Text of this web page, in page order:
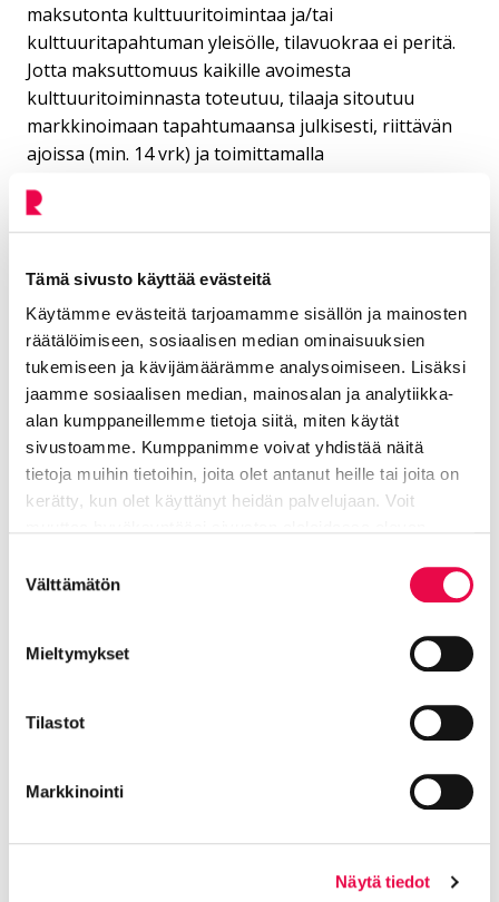
Tämä sivusto käyttää evästeitä
Käytämme evästeitä tarjoamamme sisällön ja mainosten
räätälöimiseen, sosiaalisen median ominaisuuksien
tukemiseen ja kävijämäärämme analysoimiseen. Lisäksi
jaamme sosiaalisen median, mainosalan ja analytiikka-
alan kumppaneillemme tietoja siitä, miten käytät
sivustoamme. Kumppanimme voivat yhdistää näitä
tietoja muihin tietoihin, joita olet antanut heille tai joita on
kerätty, kun olet käyttänyt heidän palvelujaan. Voit
valinta
Välttämätön
Mieltymykset
Tilastot
Markkinointi
Näytä tiedot
maksutonta kulttuuritoimintaa ja/tai
kulttuuritapahtuman yleisölle, tilavuokraa ei peritä.
Jotta maksuttomuus kaikille avoimesta
kulttuuritoiminnasta toteutuu, tilaaja sitoutuu
markkinoimaan tapahtumaansa julkisesti, riittävän
ajoissa (min. 14 vrk) ja toimittamalla
markkinointisuunnitelman. Huom! Jos
markkinointisuunnitelmaa ei toimiteta määräaikaan,
maksuttomasti säännöllisesti toistuviin tilaisuuksiin.
Sama varaaja voi varata tilan maksuttomana
maksimissaan kaksi kertaa puolen vuoden aikana.
Salin vuokraan kuuluu myös nykyaikainen keittiötila,
josta löytyvät iso jääkaappi ja pakastin, hella, uuni,
kaksi mikroa, kahvinkeitin, termospulloja ja
astianpesukone.
Astioita on käytössä noin 50 hengelle ja
Tutustu varauksen yhteydessä tilankäytön ohjeisiin.
Säilytämme löytötavaroita 1 kuukauden ajan.
Riihimäen kaupungin varauspalvelu